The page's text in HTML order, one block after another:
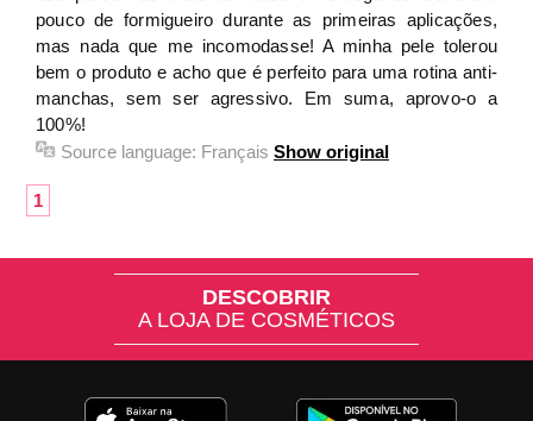
pouco de formigueiro durante as primeiras aplicações,
mas nada que me incomodasse! A minha pele tolerou
bem o produto e acho que é perfeito para uma rotina anti-
manchas, sem ser agressivo. Em suma, aprovo-o a
100%!
Source language: Français Show original
1
DESCOBRIR
A LOJA DE COSMÉTICOS